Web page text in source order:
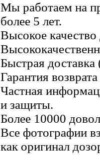
Мы работаем на
более 5 лет.
Высокое
Быстрая
Гарантия возврата
Частная
и защиты.
Более 10000
Все фотографии
как оригинал